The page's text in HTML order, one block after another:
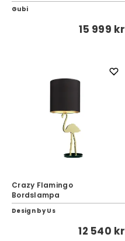
Gubi
15 999 kr
Crazy Flamingo
Bordslampa
Design by Us
12 540 kr